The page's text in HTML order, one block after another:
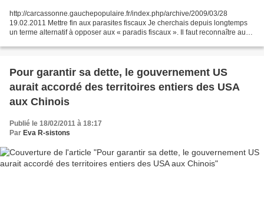
http://carcassonne.gauchepopulaire.fr/index.php/archive/2009/03/28
19.02.2011 Mettre fin aux parasites fiscaux Je cherchais depuis longtemps
un terme alternatif à opposer aux « paradis fiscaux ». Il faut reconnaître aux
Pour garantir sa dette, le gouvernement US
aurait accordé des territoires entiers des USA
aux Chinois
Publié le 18/02/2011 à 18:17
Par Eva R-sistons